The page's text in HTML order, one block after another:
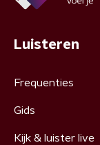
Luisteren
Frequenties
Gids
Kijk & luister live